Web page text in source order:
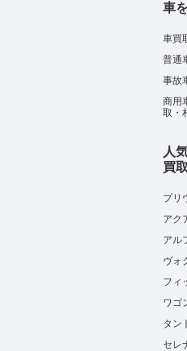
車
車買
普通
事故
商用
取・
人
買
プリ
アク
アル
ヴォ
フィ
ワゴ
タン
セレ